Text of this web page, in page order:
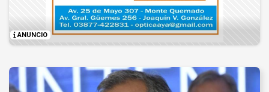
ANUNCIO